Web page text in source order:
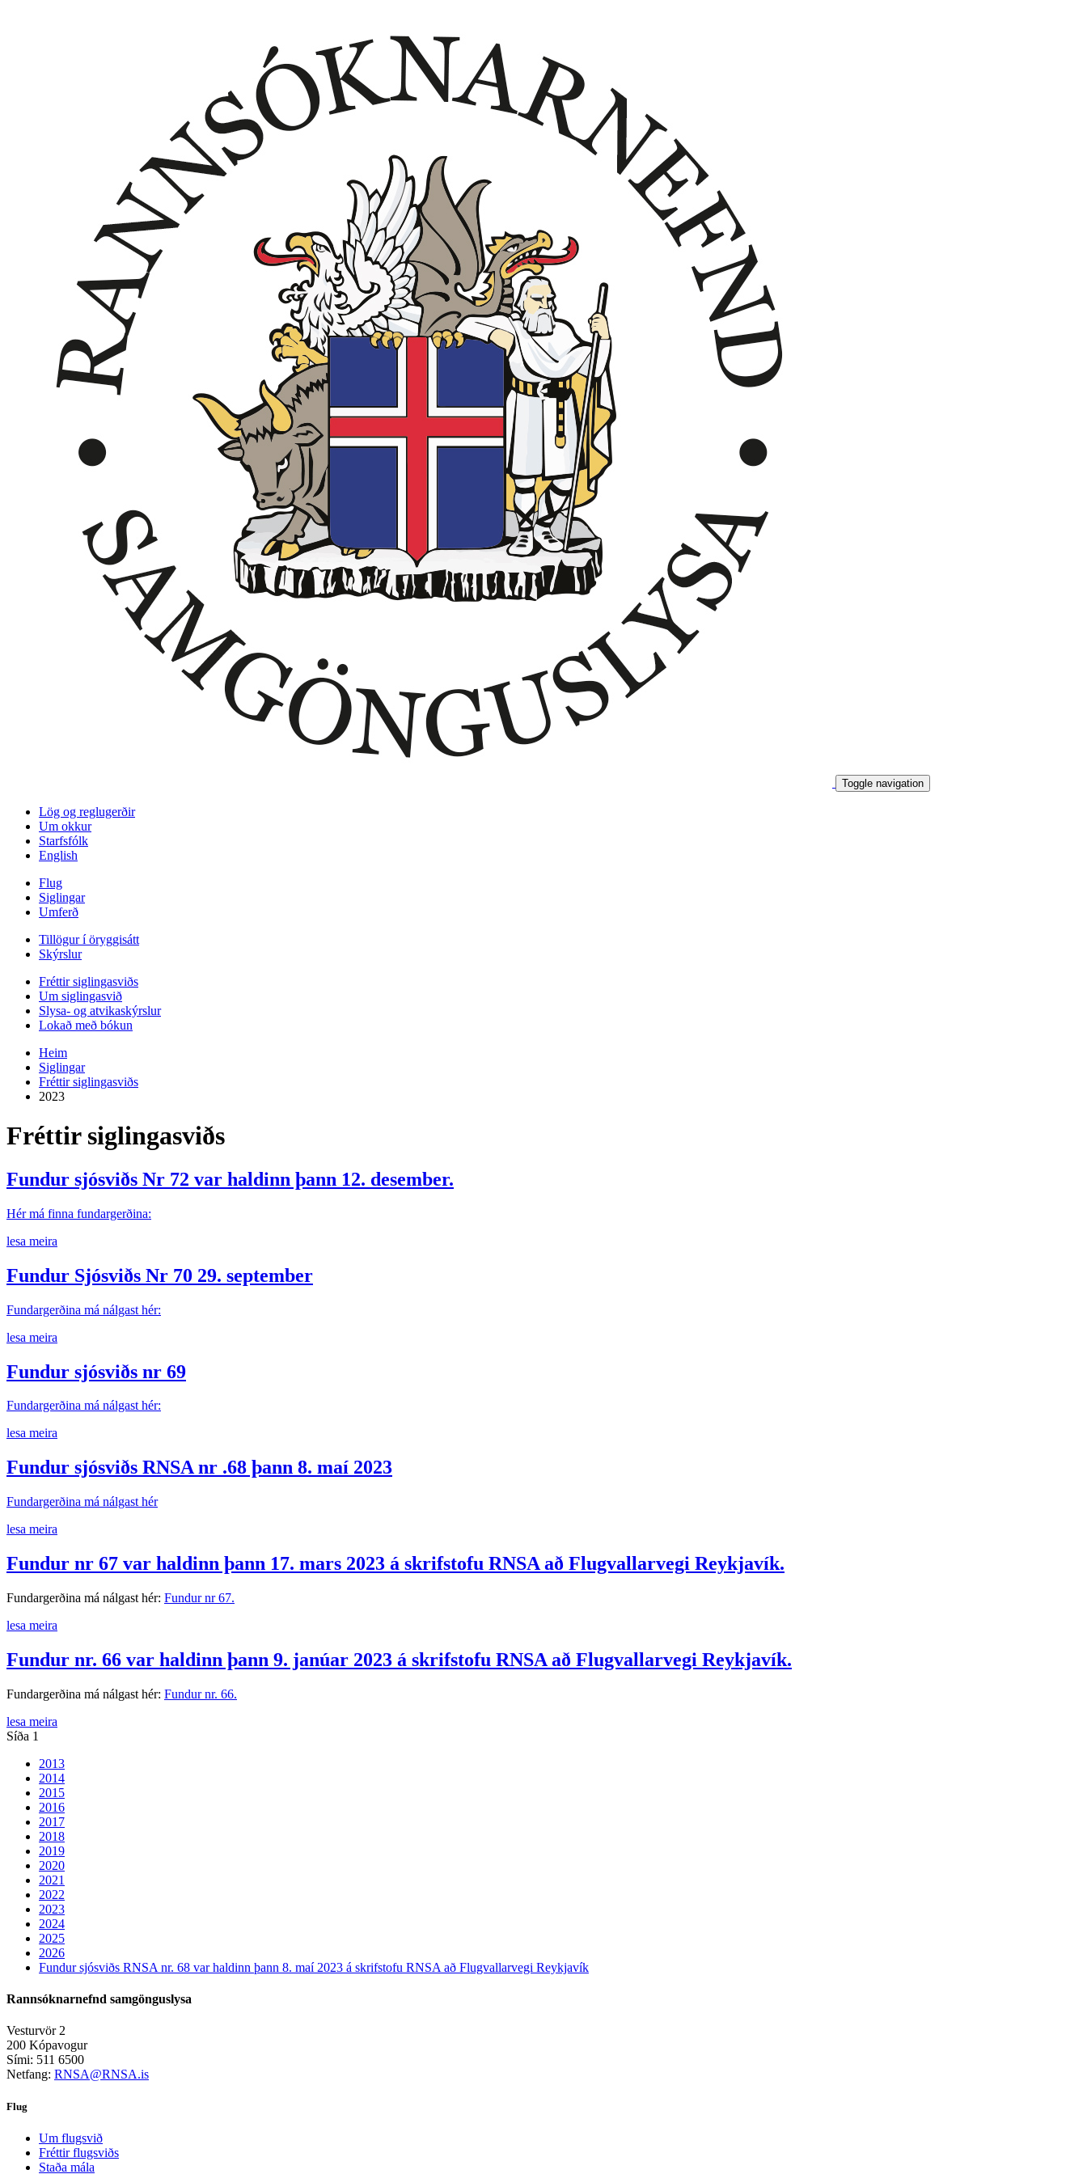
Toggle navigation
Lög og reglugerðir
Um okkur
Starfsfólk
English
Flug
Siglingar
Umferð
Tillögur í öryggisátt
Skýrslur
Fréttir siglingasviðs
Um siglingasvið
Slysa- og atvikaskýrslur
Lokað með bókun
Heim
Siglingar
Fréttir siglingasviðs
2023
Fréttir siglingasviðs
Fundur sjósviðs Nr 72 var haldinn þann 12. desember.
Hér má finna fundargerðina:
lesa meira
Fundur Sjósviðs Nr 70 29. september
Fundargerðina má nálgast hér:
lesa meira
Fundur sjósviðs nr 69
Fundargerðina má nálgast hér:
lesa meira
Fundur sjósviðs RNSA nr .68 þann 8. maí 2023
Fundargerðina má nálgast hér
lesa meira
Fundur nr 67 var haldinn þann 17. mars 2023 á skrifstofu RNSA að Flugvallarvegi Reykjavík.
Fundargerðina má nálgast hér: Fundur nr 67.
lesa meira
Fundur nr. 66 var haldinn þann 9. janúar 2023 á skrifstofu RNSA að Flugvallarvegi Reykjavík.
Fundargerðina má nálgast hér: Fundur nr. 66.
lesa meira
Síða 1
2013
2014
2015
2016
2017
2018
2019
2020
2021
2022
2023
2024
2025
2026
Fundur sjósviðs RNSA nr. 68 var haldinn þann 8. maí 2023 á skrifstofu RNSA að Flugvallarvegi Reykjavík
Rannsóknarnefnd samgönguslysa
Vesturvör 2
200 Kópavogur
Sími: 511 6500
Netfang: RNSA@RNSA.is
Flug
Um flugsvið
Fréttir flugsviðs
Staða mála